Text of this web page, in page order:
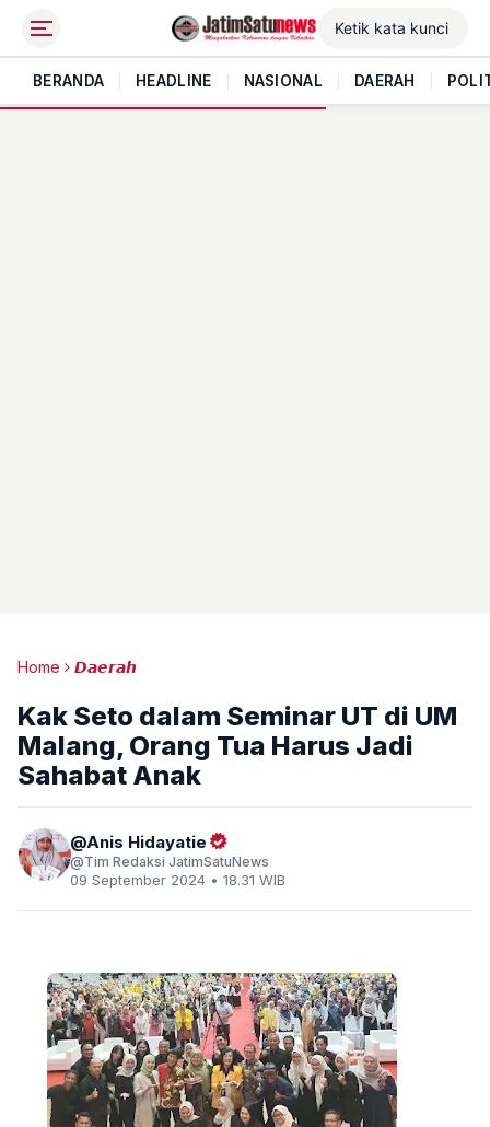
BERANDA HEADLINE NASIONAL DAERAH
Home 𝘿𝙖𝙚𝙧𝙖𝙝
Kak Seto dalam Seminar UT di UM
Malang, Orang Tua Harus Jadi
Sahabat Anak
Anis Hidayatie
Tim Redaksi JatimSatuNews
09 September 2024 • 18.31 WIB